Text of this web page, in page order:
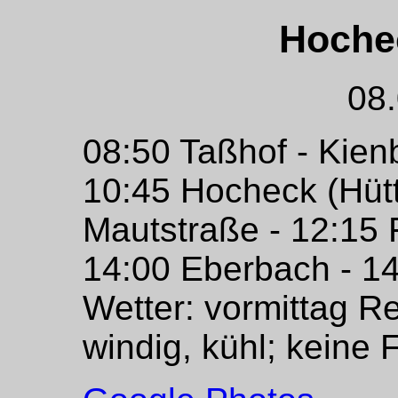
08:50 Taßhof -
10:45 Hocheck
Mautstraße - 12:15
14:00 Eberbach -
Wetter: vormittag
windig, kühl; keine